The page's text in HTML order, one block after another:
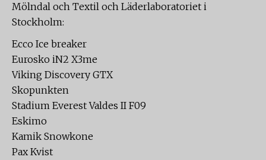
Mölndal och Textil och Läderlaboratoriet i
Stockholm:
Ecco Ice breaker
Eurosko iN2 X3me
Viking Discovery GTX
Skopunkten
Stadium Everest Valdes II F09
Eskimo
Kamik Snowkone
Pax Kvist